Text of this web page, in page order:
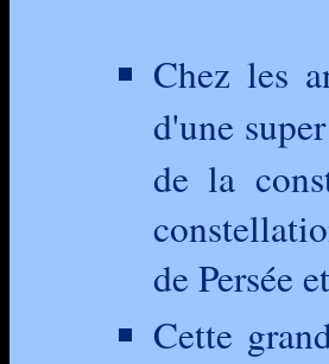
Chez les
d'une
de la
de Persée
Cette